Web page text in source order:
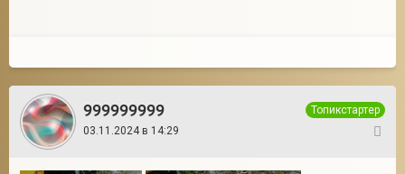
999999999
Топикстартер
03.11.2024 в 14:29